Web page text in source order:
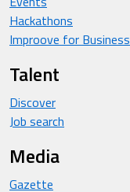
Hackathons
Improove for Business
Talent
Discover
Job search
Media
Gazette